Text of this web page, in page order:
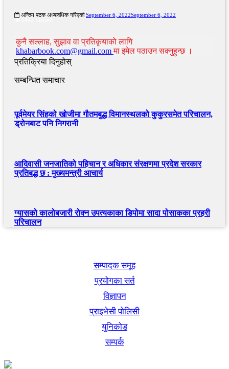
अन्तिम पटक अध्यावधिक गरिएको September 6, 2022September 6, 2022
कुनै सल्लाह, सुझाव वा प्रतिकृयाको लागि
khabarbook.com@gmail.comमा इमेल पठाउन सक्नुहुन्छ ।
प्रतिक्रिया दिनुहोस्
सम्बन्धित समाचार
पूर्वमेयर सिंहको खोजीमा गौतमबुद्ध विमानस्थलको कुकुरसमेत परिचालन,
ड्रोनबाट पनि निगरानी
आदिवासी जनजातिको पहिचान र अधिकार संरक्षणमा प्रदेश सरकार
प्रतिबद्ध छ : मुख्यमन्त्री आचार्य
ग्यासको कालोबजारी रोक्न उपत्यकाका डिपोमा सादा पोसाकका प्रहरी
परिचालन
सम्पादक समूह
प्रयोगका सर्त
विज्ञापन
प्राइभेसी पोलिसी
युनिकोड
सम्पर्क